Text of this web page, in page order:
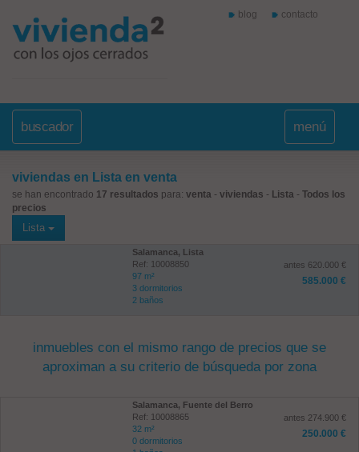
blog contacto
buscador menú
viviendas en Lista en venta
se han encontrado 17 resultados para: venta - viviendas - Lista - Todos los
precios
Lista
Salamanca, Lista
Ref: 10008850
97 m²
3 dormitorios
2 baños
antes 620.000 €
585.000 €
inmuebles con el mismo rango de precios que se
aproximan a su criterio de búsqueda por zona
Salamanca, Fuente del Berro
Ref: 10008865
32 m²
0 dormitorios
antes 274.900 €
250.000 €